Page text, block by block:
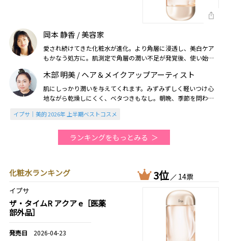
岡本 静香 / 美容家
愛され続けてきた化粧水が進化。より角層に浸透し、美白ケア
もかなう処方に。肌測定で角層の潤い不足が発覚後、使い始め
木部 明美 / ヘア＆メイクアップアーティスト
肌にしっかり潤いを与えてくれます。みずみずしく軽いつけ心
地ながら乾燥しにくく、ベタつきもなし。朝晩、季節を問わず
イプサ｜美的 2026年 上半期ベストコスメ
ランキングをもっとみる
化粧水ランキング 3位 14票
イプサ
ザ・タイムR アクア e［医薬
部外品］
2026-04-23